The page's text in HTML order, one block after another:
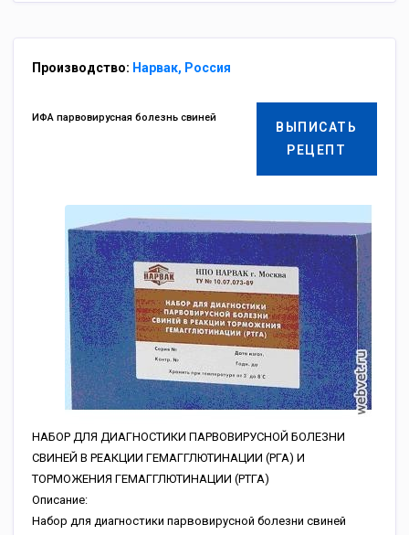
Производство: Нарвак, Россия
ВЫПИСАТЬ
РЕЦЕПТ
ИФА парвовирусная болезнь свиней
НАБОР ДЛЯ ДИАГНОСТИКИ ПАРВОВИРУСНОЙ БОЛЕЗНИ
СВИНЕЙ В РЕАКЦИИ ГЕМАГГЛЮТИНАЦИИ (РГА) И
ТОРМОЖЕНИЯ ГЕМАГГЛЮТИНАЦИИ (РТГА)
Описание:
Набор для диагностики парвовирусной болезни свиней